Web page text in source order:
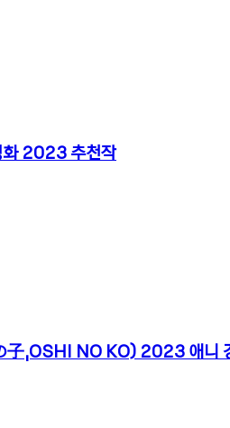
화 2023 추천작
子,OSHI NO KO) 2023 애니